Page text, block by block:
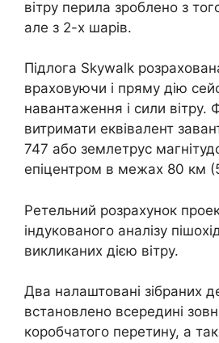
вітру перила зроблено з
але з 2-х шарів.
Підлога Skywalk
враховуючи і пряму дію
навантаження і сили
витримати еквівалент
747 або землетрус
епіцентром в межах 80 км
Ретельний розрахунок
індукованого аналізу
викликаних дією вітру.
Два налаштовані зібраних
встановлено всередині
коробчатого перетину, а